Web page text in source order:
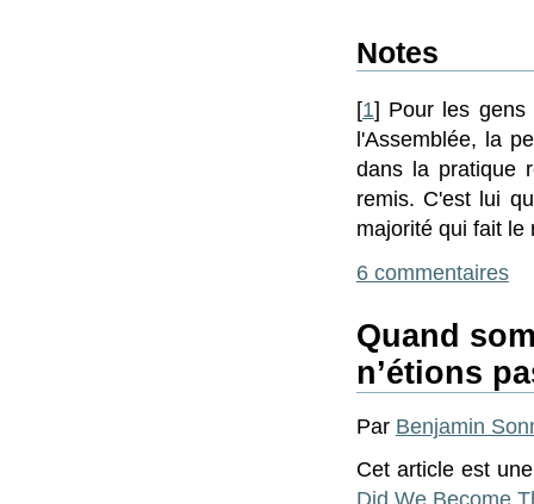
Notes
[1] Pour les gens
l'Assemblée, la
dans la pratique
remis. C'est lui
majorité qui fait le
6 commentaires
Quand
n’étions
Par Benjamin
Cet article est
Did We Become